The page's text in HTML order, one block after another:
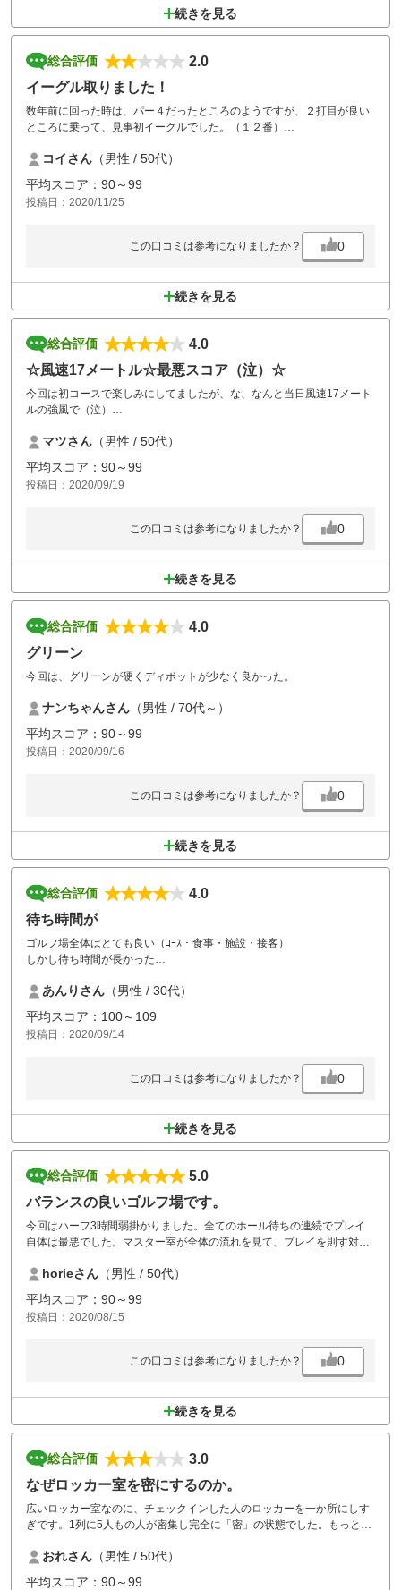
続きを見る
総合評価
2.0
イーグル取りました！
数年前に回った時は、パー４だったところのようですが、２打目が良い
ところに乗って、見事初イーグルでした。（１２番）
旧してもらえるとよいですね。全体的には好印象でした！
コイさん （男性 / 50代）
平均スコア：90～99
投稿日：2020/11/25
この口コミは参考になりましたか？ 0
続きを見る
総合評価
4.0
☆風速17メートル☆最悪スコア（泣）☆
今回は初コースで楽しみにしてましたが、な、なんと当日風速17メート
ルの強風で（泣）
強風でスコアが悪かったのは自分の実力がないからなんですがね^_^
因みに普段は90台ほぼOBは無しなのですが今回は、OB6発スコア117で
した^_^
ゴルフ場？？の雰囲気、対応等は良かったです。風のない時にリベンジ
マツさん （男性 / 50代）
平均スコア：90～99
投稿日：2020/09/19
この口コミは参考になりましたか？ 0
続きを見る
総合評価
4.0
グリーン
今回は、グリーンが硬くディボットが少なく良かった。
ナンちゃんさん （男性 / 70代～）
平均スコア：90～99
投稿日：2020/09/16
この口コミは参考になりましたか？ 0
続きを見る
総合評価
4.0
待ち時間が
ゴルフ場全体はとても良い（ｺｰｽ・食事・施設・接客）
しかし待ち時間が長かった
スタートホールにマーシャルはいたが前半最終組を出したら帰ってしま
った
どこのゴルフ場もそうだが待ち時間への不満の口コミがあっても本気で
改善しようとはしてない気がする。
あんりさん （男性 / 30代）
平均スコア：100～109
投稿日：2020/09/14
この口コミは参考になりましたか？ 0
続きを見る
総合評価
5.0
バランスの良いゴルフ場です。
今回はハーフ3時間弱掛かりました。全てのホール待ちの連続でプレイ
自体は最悪でした。マスター室が全体の流れを見て、プレイを則す対応
しに行ったり来たり、１人が打つまで準備をしていない等マナーの問題
も多々ありましたが...
しかし、
あまり広いタイプのコースではありませんが、アップダウン、谷越え等
バランスの良いゴルフ場だと思います。
horieさん （男性 / 50代）
平均スコア：90～99
投稿日：2020/08/15
この口コミは参考になりましたか？ 0
続きを見る
総合評価
3.0
なぜロッカー室を密にするのか。
広いロッカー室なのに、チェックインした人のロッカーを一か所にしす
ぎです。1列に5人もの人が密集し完全に「密」の状態でした。もっと離
おれさん （男性 / 50代）
平均スコア：90～99